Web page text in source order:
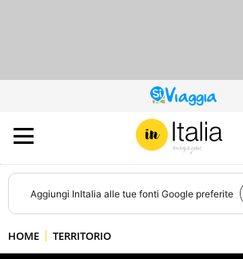
QUESTO
SITO
CONTRIBUISCE
ALL’AUDIENCE
DI
Aggiungi InItalia alle tue fonti Google preferite
HOME TERRITORIO